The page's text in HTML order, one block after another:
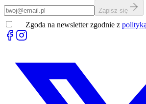
Zapisz się
Zgoda na newsletter zgodnie z